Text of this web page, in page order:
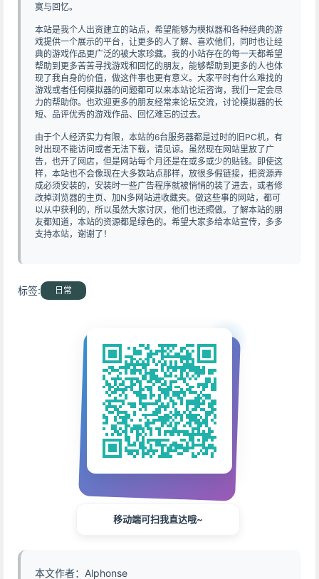
寞与回忆。
本站是我个人出资建立的站点，希望能够为模拟器和各种经典的游
戏提供一个展示的平台，让更多的人了解、喜欢他们，同时也让经
典的游戏作品更广泛的被大家珍藏。我的小站存在的每一天都希望
帮助到更多苦苦寻找游戏和回忆的朋友，能够帮助到更多的人也体
现了我自身的价值，做这件事也更有意义。大家平时有什么难找的
游戏或者任何模拟器的问题都可以来本站论坛咨询，我们一定会尽
力的帮助你。也欢迎更多的朋友经常来论坛交流，讨论模拟器的长
短、品评优秀的游戏作品、回忆难忘的过去。
由于个人经济实力有限，本站的6台服务器都是过时的旧PC机，有
时出现不能访问或者无法下载，请见谅。虽然现在网站里放了广
告，也开了网店，但是网站每个月还是在或多或少的贴钱。即使这
样，本站也不会像现在大多数站点那样，放很多假链接，把资源弄
成必须安装的，安装时一些广告程序就被悄悄的装了进去，或者修
改掉浏览器的主页、加N多网站进收藏夹。做这些事的网站，都可
以从中获利的，所以虽然大家讨厌，他们也还照做。了解本站的朋
友都知道，本站的资源都是绿色的。希望大家多给本站宣传，多多
支持本站，谢谢了！
标签: 日常
移动端可扫我直达哦~
本文作者：Alphonse